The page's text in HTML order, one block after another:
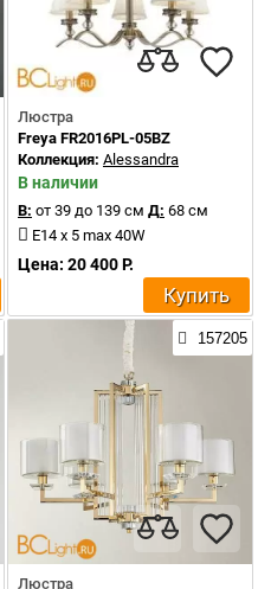
Люстра
Freya FR2016PL-05BZ
Коллекция: Alessandra
В наличии
В: от 39 до 139 см Д: 68 см
E14 x 5 max 40W
Цена: 20 400 Р.
Купить
157205
Люстра